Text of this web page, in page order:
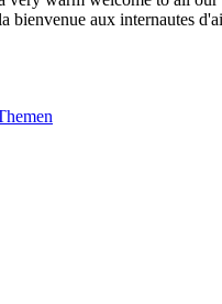
bienvenue aux internautes